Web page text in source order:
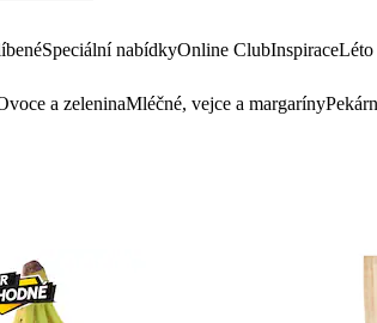
Speciální nabídkyOnline ClubInspiraceLéto
a zeleninaMléčné, vejce a margaríny